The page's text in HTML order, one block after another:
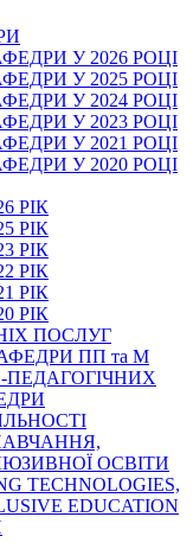
У 2026 РОЦІ
У 2025 РОЦІ
У 2024 РОЦІ
У 2023 РОЦІ
У 2021 РОЦІ
У 2020 РОЦІ
РІК
РІК
РІК
РІК
РІК
РІК
ПОСЛУГ
ПП та М
ОСВІТИ
TECHNOLOGIES,
EDUCATION